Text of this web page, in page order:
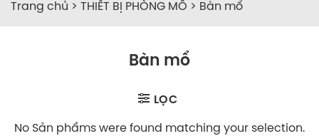
Trang chủ > THIẾT BỊ PHÒNG MỔ > Bàn mổ
Bàn mổ
LỌC
No Sản phẩms were found matching your selection.